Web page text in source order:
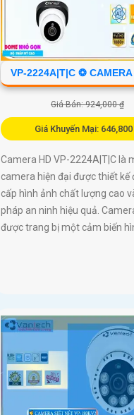
VP-2224A|T|C ❂ CAMERA
Giá Bán: 924,000 ₫
Giá Khuyến Mại:
Camera HD VP-2224A|T|C là
camera hiện đại được thiết kế
cấp hình ảnh chất lượng cao
pháp an ninh hiệu quả.
được trang bị một cảm biến